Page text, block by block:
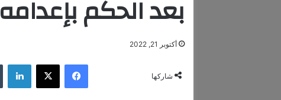
بعد الحكم بإعدامه
أكتوبر 21, 2022
شاركها
فيسبوك ‫X لينكدإن